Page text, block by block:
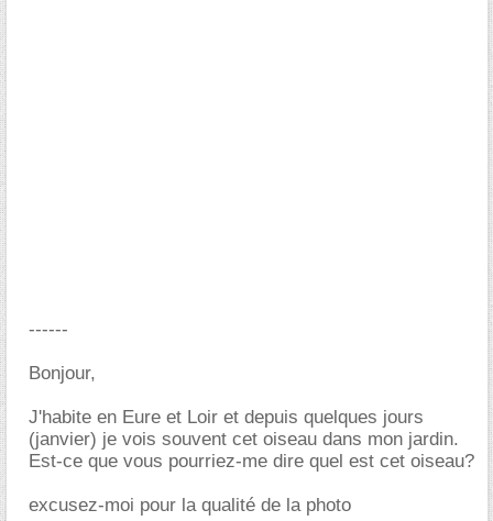
------
Bonjour,
J'habite en Eure et Loir et depuis quelques jours
(janvier) je vois souvent cet oiseau dans mon jardin.
Est-ce que vous pourriez-me dire quel est cet oiseau?
excusez-moi pour la qualité de la photo